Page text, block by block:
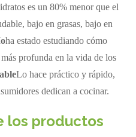
es un 80% menor que el
bajo en grasas, bajo en
ha estado estudiando cómo
profunda en la vida de los
Lo hace práctico y rápido,
dedican a cocinar.
los productos